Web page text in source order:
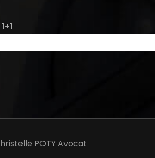
POTY Avocat